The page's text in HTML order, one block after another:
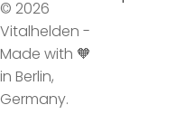
© 2026
Vitalhelden -
Made with 🧡
in Berlin,
Germany.